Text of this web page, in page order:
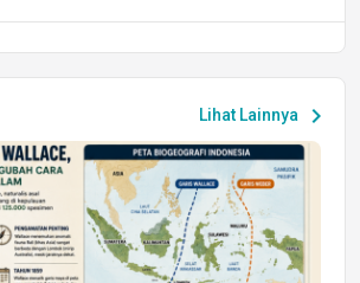
Peluang Kerja dan Magang
Jumat, 17 Jul 2026 22:30
DAERAH
Astra Motor Kalimantan Timur 2 Dukung
Mahasiswa Samarinda dalam Astra
Honda SDGs Future Leaders 2026
Lihat Lainnya chevron_right